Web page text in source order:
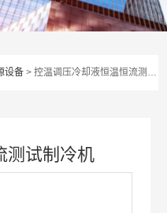
设备 > 控温调压冷却液恒温恒流测试制冷机
测试制冷机